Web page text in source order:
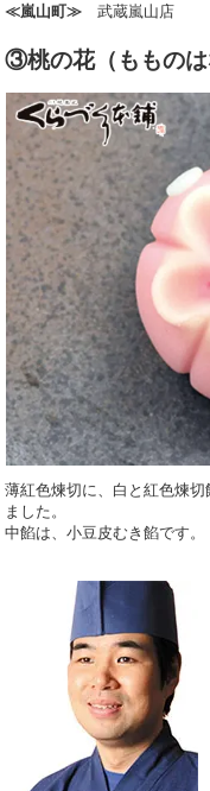
≪嵐山町≫ 武蔵嵐山店
③桃の花（もものは
薄紅色煉切に、白と紅色煉
ました。
中餡は、小豆皮むき餡です。